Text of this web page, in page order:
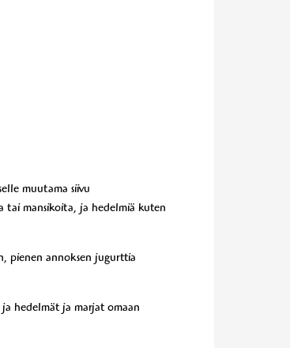
muutama siivu
tai mansikoita, ja hedelmiä kuten
pienen annoksen jugurttia
hedelmät ja marjat omaan